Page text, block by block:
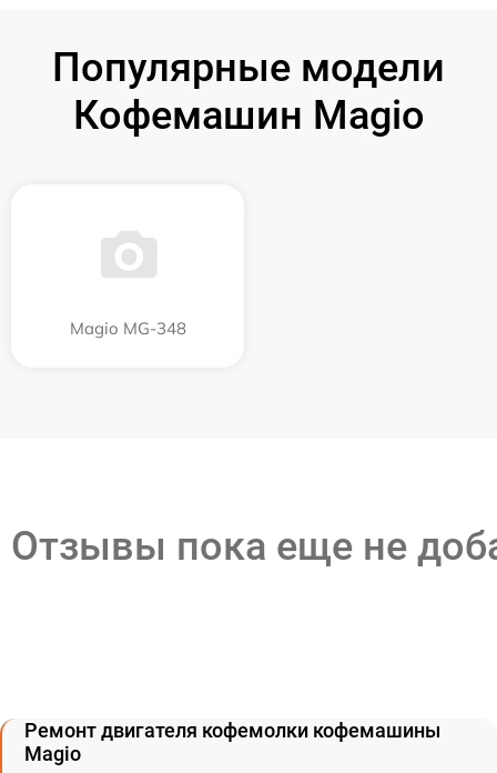
Популярные модели
Кофемашин Magio
Magio MG-348
Отзывы пока еще не
Ремонт двигателя кофемолки кофемашины
Magio